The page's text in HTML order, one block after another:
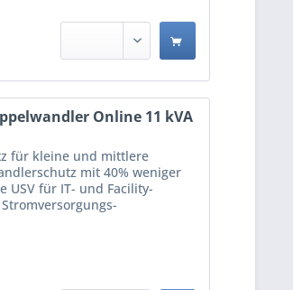
Online 11 kVA
für kleine und mittlere
mit 40% weniger
USV für IT- und Facility-